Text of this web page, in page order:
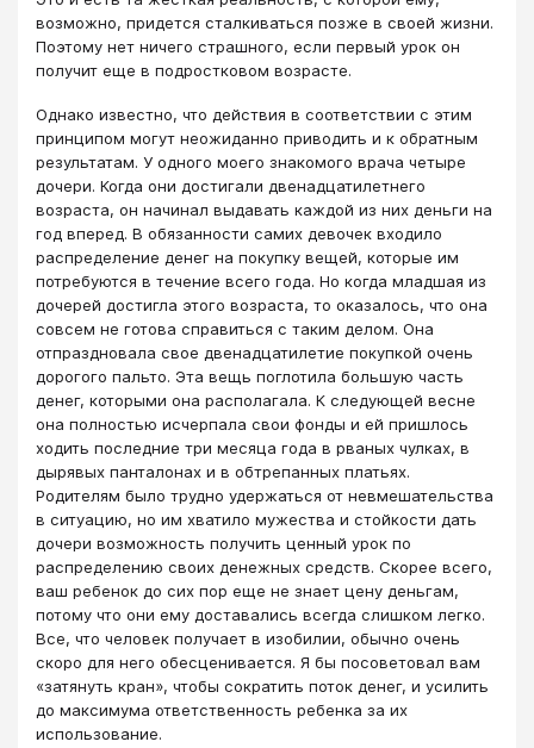
возможно, придется сталкиваться позже в своей жизни.
Поэтому нет ничего страшного, если первый урок он
получит еще в подростковом возрасте.
Однако известно, что действия в соответствии с этим
принципом могут неожиданно приводить и к обратным
результатам. У одного моего знакомого врача четыре
дочери. Когда они достигали двенадцатилетнего
возраста, он начинал выдавать каждой из них деньги на
год вперед. В обязанности самих девочек входило
распределение денег на покупку вещей, которые им
потребуются в течение всего года. Но когда младшая из
дочерей достигла этого возраста, то оказалось, что она
совсем не готова справиться с таким делом. Она
отпраздновала свое двенадцатилетие покупкой очень
дорогого пальто. Эта вещь поглотила большую часть
денег, которыми она располагала. К следующей весне
она полностью исчерпала свои фонды и ей пришлось
ходить последние три месяца года в рваных чулках, в
дырявых панталонах и в обтрепанных платьях.
Родителям было трудно удержаться от невмешательства
в ситуацию, но им хватило мужества и стойкости дать
дочери возможность получить ценный урок по
распределению своих денежных средств. Скорее всего,
ваш ребенок до сих пор еще не знает цену деньгам,
потому что они ему доставались всегда слишком легко.
Все, что человек получает в изобилии, обычно очень
скоро для него обесценивается. Я бы посоветовал вам
«затянуть кран», чтобы сократить поток денег, и усилить
до максимума ответственность ребенка за их
использование.